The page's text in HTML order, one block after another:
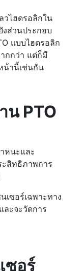
วไฮดรอลิกใน
งส่วนประกอบ
แบบไฮดรอลิก
กกว่า แต่ก็มี
น้านี้เช่นกัน
น PTO
หนะและ
ะสิทธิภาพการ
เซอร์เฉพาะทาง
ละจะวัดการ
ซอร์